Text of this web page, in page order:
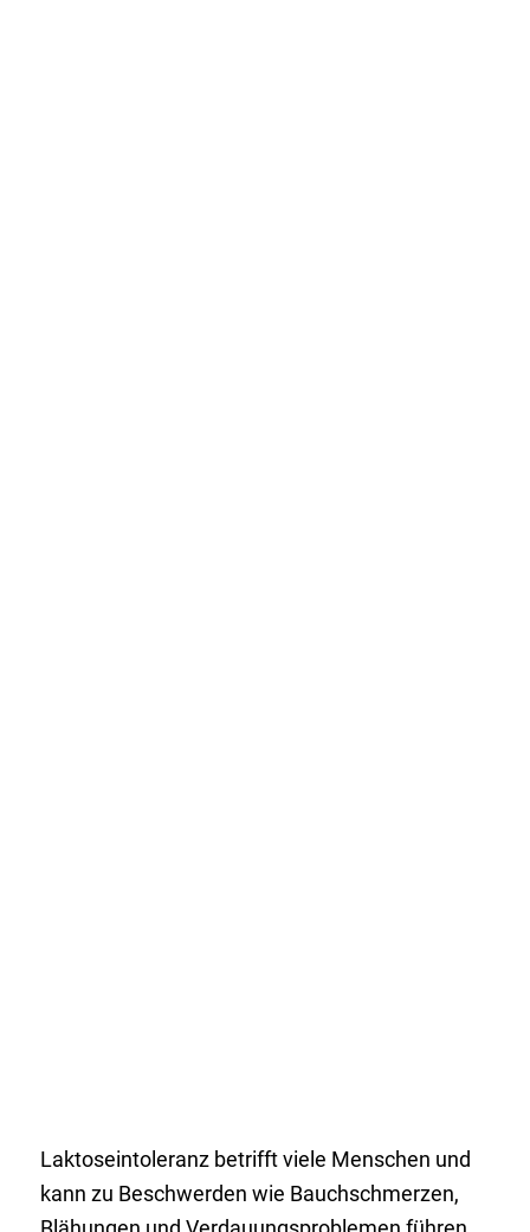
Laktoseintoleranz betrifft viele Menschen und
kann zu Beschwerden wie Bauchschmerzen,